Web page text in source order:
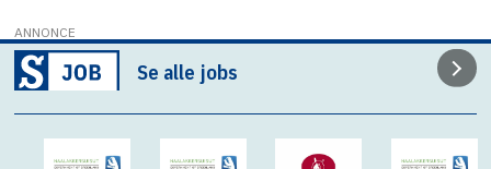
ANNONCE
Se alle jobs